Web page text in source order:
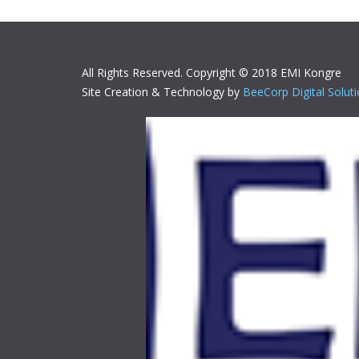
All Rights Reserved. Copyright © 2018 EMI Kongre
Site Creation & Technology by BeeCorp Digital